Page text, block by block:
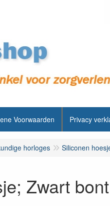
Voorwaarden Privacy
horloges Siliconen
Zwart bont